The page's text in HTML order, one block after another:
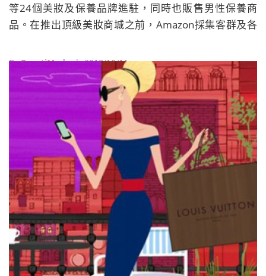
等24個美妝及保養品牌進駐，同時也販售男性保養商
品。在推出頂級美妝商城之前，Amazon採集客群及各
品及品牌分類外，購物時還可以點選「Shop by
Trend」，將時下最新流行通通打包回家。 【點此體驗
Amazon最新線上服務】 延伸閱讀： 全球時尚商城龍
頭頗特女士Net-a-Porter 自創社群平台The Netbook正
式上線 美國平價品牌塔吉特Target將與Peter Pilotto推
出聯名系列 明年2月Net-a-Porter可買到 愛馬仕Hermès
推出絲巾穿搭教學App《Silk Knots》 教妳一ċ
ByBeautiMode| 2013/10/11